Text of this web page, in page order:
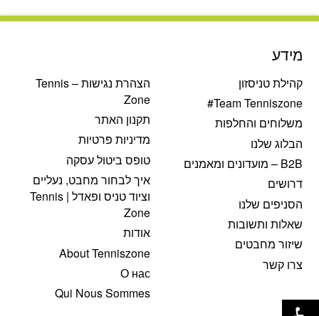
מידע
קהילת טניסזון
Team Tenniszone#
משלוחים והחלפות
הבלוג שלנו
B2B – מועדונים ומאמנים
דרושים
הסניפים שלנו
שאלות ותשובות
שיזור מחבטים
צרו קשר
הצהרת נגישות – Tennis
Zone
תקנון האתר
מדיניות פרטיות
טופס ביטול עסקה
איך לבחור מחבט, נעליים
וציוד טניס ופאדל | Tennis
Zone
אודות
About Tenniszone
О нас
Qui Nous Sommesפתח סרגל נגישות